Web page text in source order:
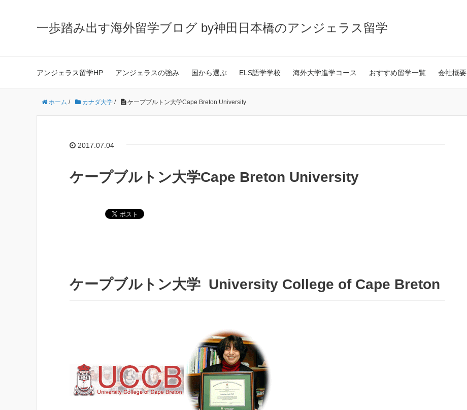
一歩踏み出す海外留学ブログ by神田日本橋のアンジェラス留学
アンジェラス留学HP アンジェラスの強み 国から選ぶ ELS語学学校 海外大学進学コース おすすめ留学一覧 会社概要
ホーム / カナダ大学 / ケープブルトン大学Cape Breton University
2017.07.04
ケープブルトン大学Cape Breton University
ケープブルトン大学 University College of Cape Breton